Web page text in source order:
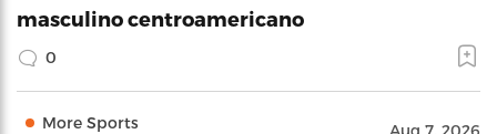
masculino centroamericano
0
More Sports Aug 7, 2026